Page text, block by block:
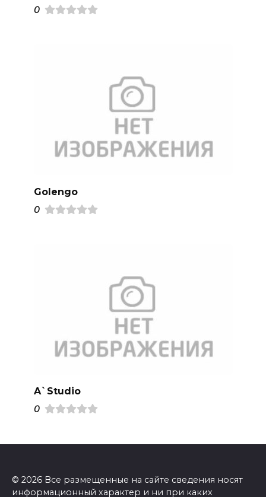
0
Golengo
0
A`Studio
0
© 2026 Все размещенные на сайте сведения носят
информационный характер и ни при каких